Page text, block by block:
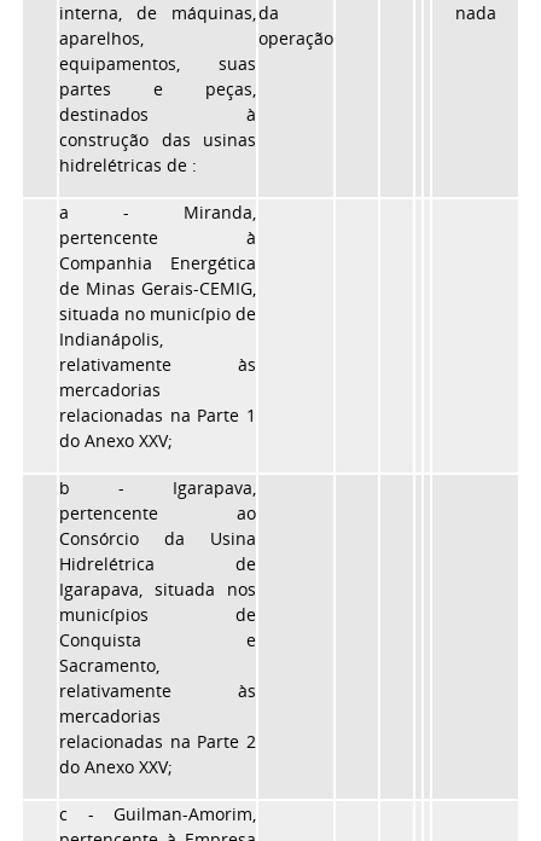
interna, de máquinas,
aparelhos,
equipamentos, suas
partes e peças,
destinados à
construção das usinas
hidrelétricas de :
da
operação
nada
a - Miranda,
pertencente à
Companhia Energética
de Minas Gerais-CEMIG,
situada no município de
Indianápolis,
relativamente às
mercadorias
relacionadas na Parte 1
do Anexo XXV;
b - Igarapava,
pertencente ao
Consórcio da Usina
Hidrelétrica de
Igarapava, situada nos
municípios de
Conquista e
Sacramento,
relativamente às
mercadorias
relacionadas na Parte 2
do Anexo XXV;
c - Guilman-Amorim,